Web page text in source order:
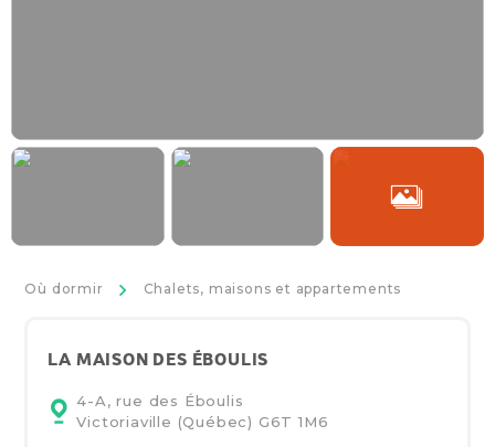
Où dormir >
Chalets, maisons et appartements
LA MAISON DES ÉBOULIS
4-A, rue des Éboulis
Victoriaville (Québec) G6T 1M6